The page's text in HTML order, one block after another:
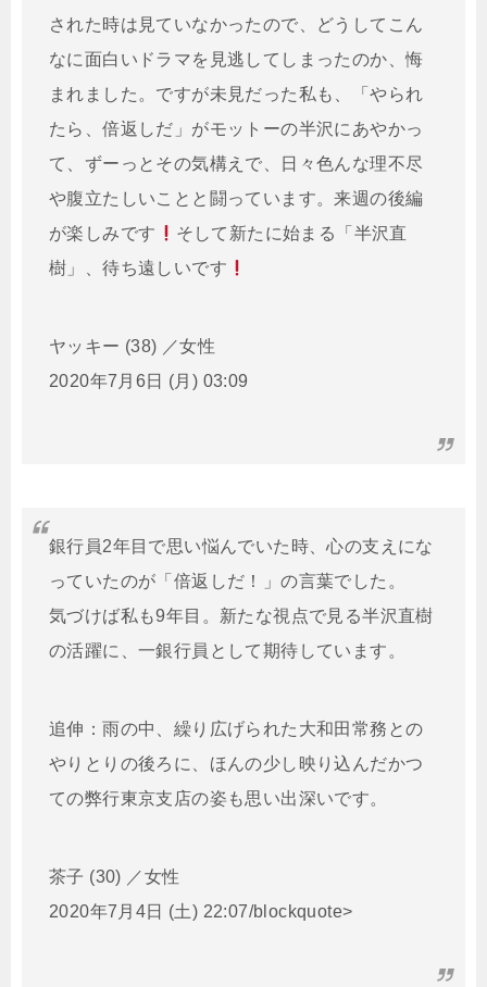
された時は見ていなかったので、どうしてこん
なに面白いドラマを見逃してしまったのか、悔
まれました。ですが未見だった私も、「やられ
たら、倍返しだ」がモットーの半沢にあやかっ
て、ずーっとその気構えで、日々色んな理不尽
や腹立たしいことと闘っています。来週の後編
が楽しみです
そして新たに始まる「半沢直
樹」、待ち遠しいです
ヤッキー (38) ／女性
2020年7月6日 (月) 03:09
銀行員2年目で思い悩んでいた時、心の支えにな
っていたのが「倍返しだ！」の言葉でした。
気づけば私も9年目。新たな視点で見る半沢直樹
の活躍に、一銀行員として期待しています。
追伸：雨の中、繰り広げられた大和田常務との
やりとりの後ろに、ほんの少し映り込んだかつ
ての弊行東京支店の姿も思い出深いです。
茶子 (30) ／女性
2020年7月4日 (土) 22:07/blockquote>